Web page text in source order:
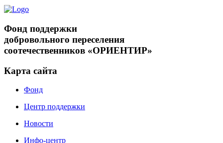
Фонд поддержки
добровольного переселения
соотечественников «ОРИЕНТИР»
Карта сайта
Фонд
Центр поддержки
Новости
Инфо-центр